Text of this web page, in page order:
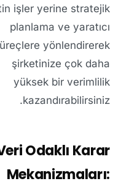
işler yerine stratejik
planlama ve yaratıcı
yönlendirerek
şirketinize çok daha
yüksek bir verimlilik
kazandırabilirsiniz.
Odaklı Karar
Mekanizmaları: